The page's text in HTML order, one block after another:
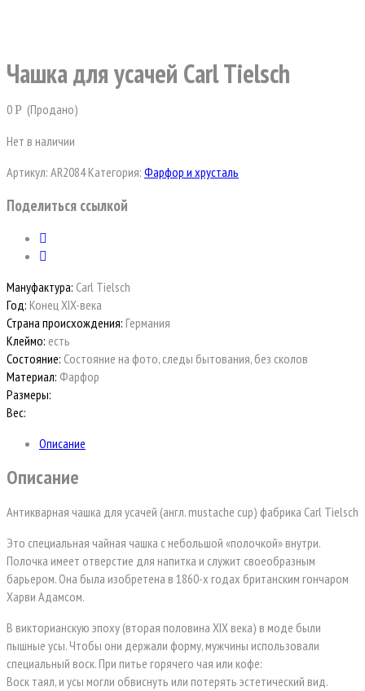
Чашка для усачей Carl Tielsch
0Р (Продано)
Нет в наличии
Артикул: AR2084 Категория: Фарфор и хрусталь
Поделиться ссылкой
Мануфактура: Carl Tielsch
Год: Конец XIX-века
Страна происхождения: Германия
Клеймо: есть
Состояние: Состояние на фото, следы бытования, без сколов
Материал: Фарфор
Размеры:
Вес:
Описание
Описание
Антикварная чашка для усачей (англ. mustache cup) фабрика Carl Tielsch
Это специальная чайная чашка с небольшой «полочкой» внутри.
Полочка имеет отверстие для напитка и служит своеобразным
барьером. Она была изобретена в 1860-х годах британским гончаром
Харви Адамсом.
В викторианскую эпоху (вторая половина XIX века) в моде были
пышные усы. Чтобы они держали форму, мужчины использовали
специальный воск. При питье горячего чая или кофе:
Воск таял, и усы могли обвиснуть или потерять эстетический вид.